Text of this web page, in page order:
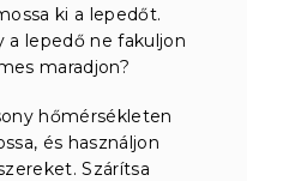
ki a lepedőt.
lepedő ne fakuljon
maradjon?
hőmérsékleten
és használjon
Szárítsa